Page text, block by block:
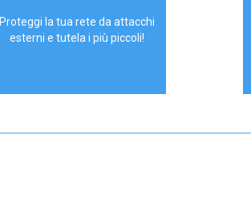
Proteggi la tua rete da attacchi
esterni e tutela i più piccoli!